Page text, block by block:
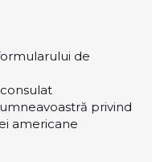
de
privind
americane